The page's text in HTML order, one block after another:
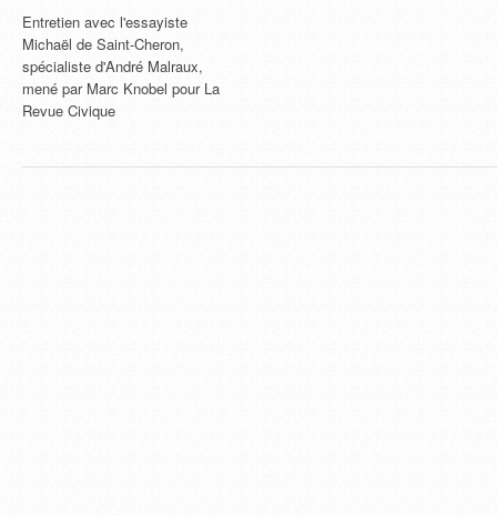
Entretien avec l'essayiste
Michaël de Saint-Cheron,
spécialiste d'André Malraux,
mené par Marc Knobel pour La
Revue Civique